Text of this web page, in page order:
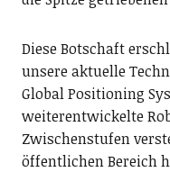
Diese Botschaft
unsere aktuelle
Global Positioning
weiterentwickelte
Zwischenstufen
öffentlichen Bereich